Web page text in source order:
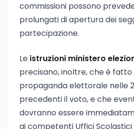
commissioni possono
prolungati di apertura dei
partecipazione.
Le istruzioni ministero
precisano, inoltre, che è fatto
propaganda elettorale nelle
precedenti il voto, e che
dovranno essere
ai competenti Uffici Scolastici